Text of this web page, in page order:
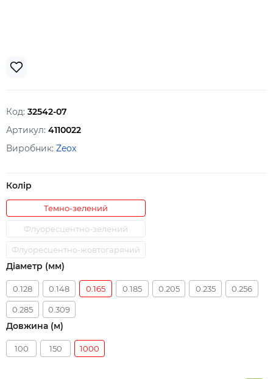
Код: 32542-07
Артикул: 4110022
Виробник: Zeox
Колір
Темно-зелений
Флуоресцентно-зелений
Флуоресцентно-жовтогарячий
Діаметр (мм)
0.128 0.148 0.165 0.185 0.205 0.235 0.256
0.285 0.309
Довжина (м)
100 150 1000